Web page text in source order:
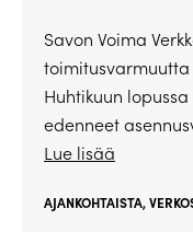
Savon Voima
Huhtikuun
edenneet
Lue lisää
AJANKOHTAISTA,